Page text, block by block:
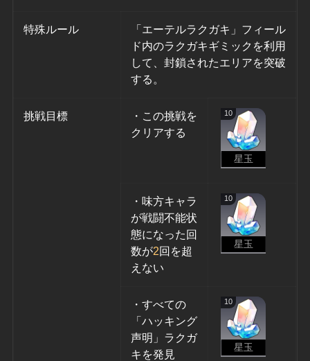
特殊ルール
「エーテルラクガキ」フィール
ド内のラクガキギミックを利用
して、封鎖されたエリアを突破
する。
挑戦目標
・この挑戦を
クリアする
10
星玉
・味方キャラ
が戦闘不能状
態になった回
数が2回を超
えない
10
星玉
・すべての
「ハッキング
声明」ラクガ
キを発見
10
星玉